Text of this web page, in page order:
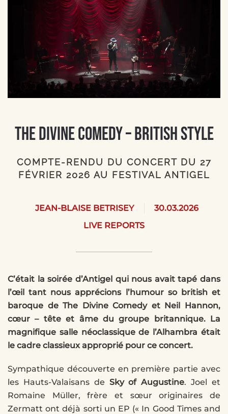
The Divine Comedy – British Style
COMPTE-RENDU DU CONCERT DU 27
FÉVRIER 2026 AU FESTIVAL ANTIGEL
JEAN-BLAISE BETRISEY
30.03.2026
LIVE REPORTS
C’était la soirée d’Antigel qui nous avait tapé dans
l’œil tant nous apprécions l’humour so british et
baroque de The Divine Comedy et Neil Hannon,
cœur – tête et âme du groupe britannique. La
magnifique salle néoclassique de l’Alhambra était
le cadre classieux approprié pour ce concert.
Sympathique découverte en première partie avec
les Hauts-Valaisans de Sky of Augustine. Joel et
Romaine Müller, frère et sœur originaires de
Zermatt ont déjà sorti un EP (« In Good Times and